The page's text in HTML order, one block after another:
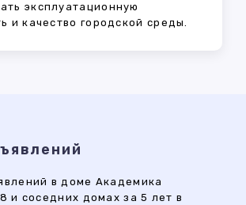
эксплуатационную
и качество городской среды.
в доме Академика
и соседних домах за 5 лет в